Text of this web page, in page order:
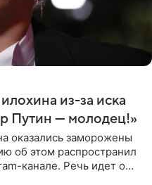
из-за иска
Путин — молодец!»
оказались заморожены
об этом распространил
канале. Речь идет о